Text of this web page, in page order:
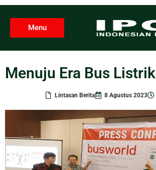
Menu
Menuju Era Bus Listrik
Lintasan Berita 8 Agustus 2023